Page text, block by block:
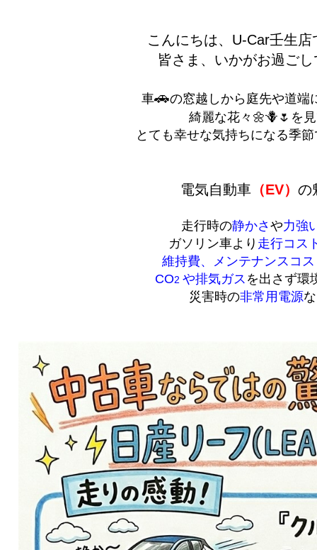
こんにちは、U-Car壬生店
皆さま、いかがお過ご
車🚗の窓越しから庭先や道端
綺麗な花々🌼🪻🌷を
とても幸せな気持ちになる季
電気自動車 （EV） の
走行時の静かさや力強
ガソリン車より 走行コス
維持費、メンテナンスコ
CO2 や排気ガス を出さず環
災害時の非常用電源